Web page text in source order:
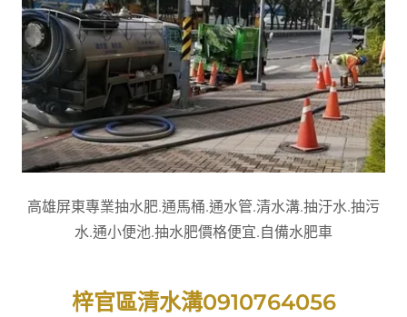
高雄屏東專業抽水肥.通馬桶.通水管.清水溝.抽汙水.抽污
水.通小便池.抽水肥價格便宜.自備水肥車
梓官區清水溝0910764056